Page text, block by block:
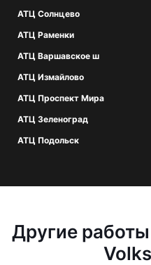
АТЦ Солнцево
АТЦ Раменки
АТЦ Варшавское ш
АТЦ Измайлово
АТЦ Проспект Мира
АТЦ Зеленоград
АТЦ Подольск
Другие